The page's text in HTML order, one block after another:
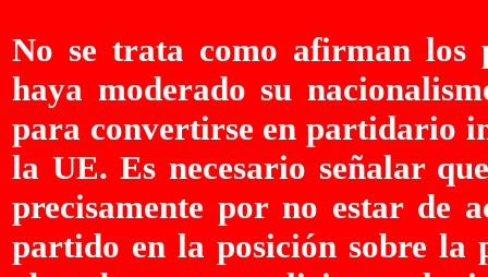
No se trata como afirman los
haya moderado su
para convertirse en partidario
la UE. Es necesario señalar
precisamente por no estar de
partido en la posición sobre la